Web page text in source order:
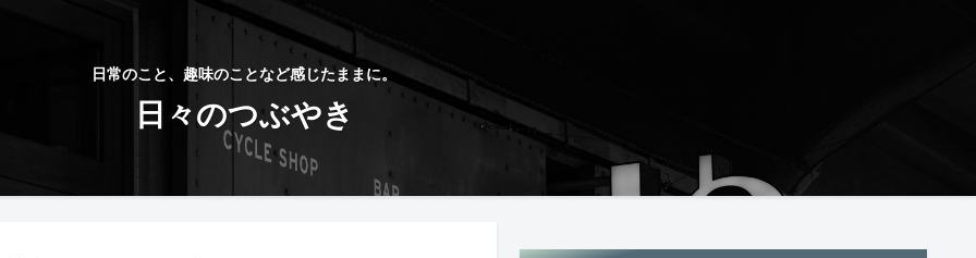
日常のこと、趣味のことなど感じたままに。
日々のつぶやき